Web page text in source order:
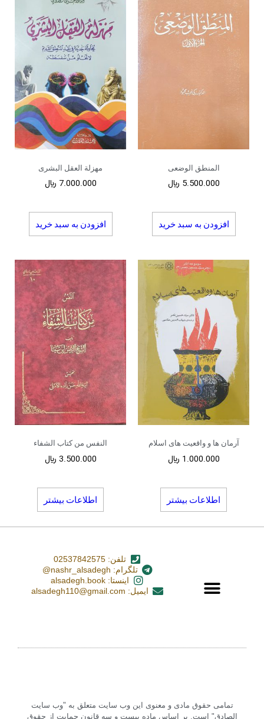
المنطق الوضعی
5.500.000 ﷼
افزودن به سبد خرید
مهزلة العقل البشری
7.000.000 ﷼
افزودن به سبد خرید
آرمان ها و واقعیت های اسلام
1.000.000 ﷼
اطلاعات بیشتر
النفس من کتاب الشفاء
3.500.000 ﷼
اطلاعات بیشتر
تلفن: 02537842575
تلگرام: nashr_alsadegh@
اینستا: alsadegh.book
ایمیل: alsadegh110@gmail.com
تمامی حقوق مادی و معنوی این وب سایت متعلق به "وب سایت
الصادق" است. بر اساس ماده بیست و سه قانون حمایت از حقوق